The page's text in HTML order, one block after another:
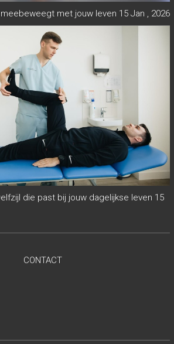
met jouw leven 15 Jan , 2026
die past bij jouw dagelijkse leven 15
CONTACT